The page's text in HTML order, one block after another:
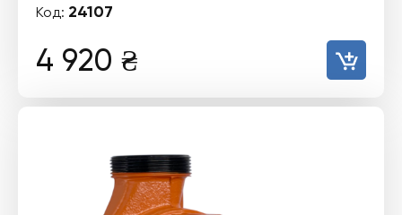
Код: 24107
4 920 ₴